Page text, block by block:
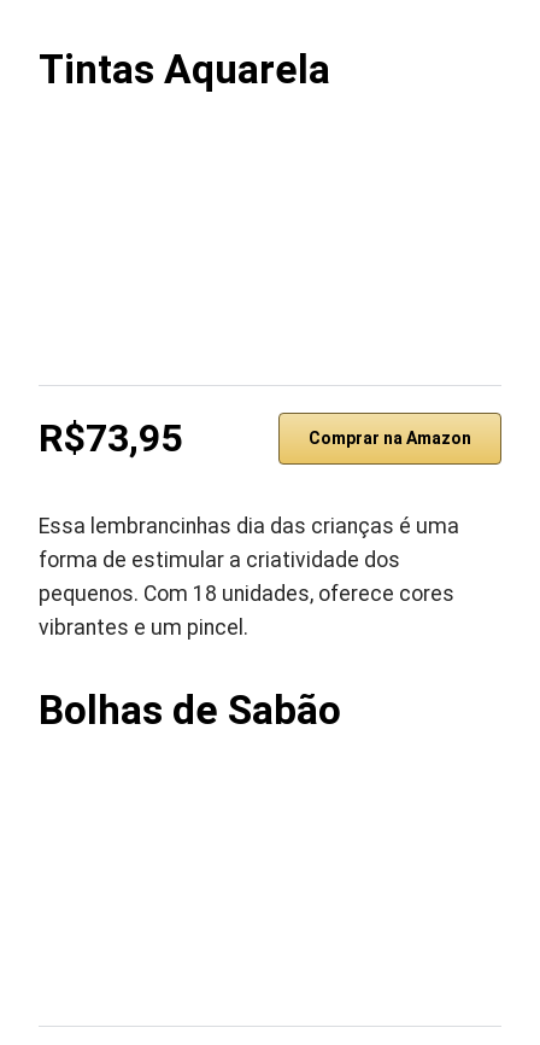
Tintas Aquarela
R$73,95 Comprar na Amazon
Essa lembrancinhas dia das crianças é uma
forma de estimular a criatividade dos
pequenos. Com 18 unidades, oferece cores
vibrantes e um pincel.
Bolhas de Sabão